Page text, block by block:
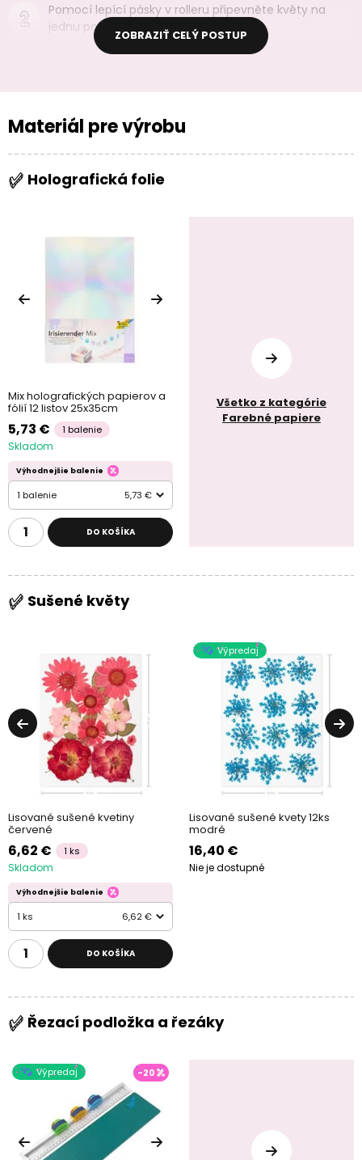
Pomocí lepící pásky v rolleru připevněte květy na
jednu polovinu folie.
ZOBRAZIŤ CELÝ POSTUP
Materiál pre výrobu
Holografická folie
Mix holografických papierov a
fólií 12 listov 25x35cm
5,73 € 1 balenie
Skladom
Výhodnejšie balenie
1 balenie 5,73 €
DO KOŠÍKA
Všetko z kategórie
Farebné papiere
Sušené květy
Lisované sušené kvetiny
červené
6,62 € 1 ks
Skladom
Výhodnejšie balenie
1 ks 6,62 €
DO KOŠÍKA
Výpredaj
Lisované sušené kvety 12ks
modré
16,40 €
Nie je dostupné
Řezací podložka a řezáky
Výpredaj -20